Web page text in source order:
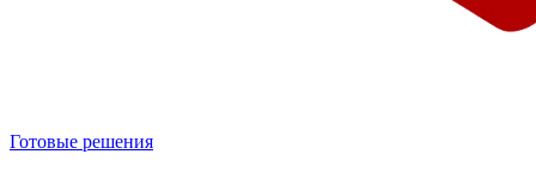
Готовые решения